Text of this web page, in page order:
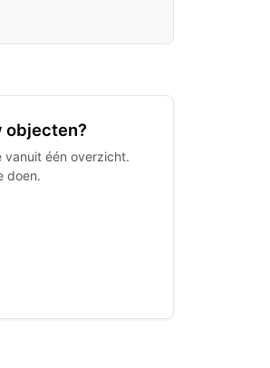
objecten?
vanuit één overzicht.
doen.